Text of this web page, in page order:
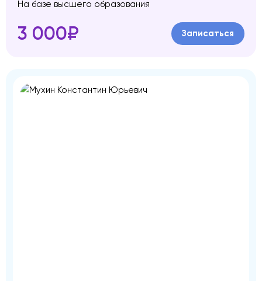
На базе высшего образования
3 000₽ Записаться